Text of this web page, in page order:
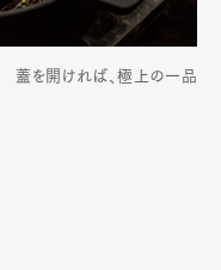
蓋を開ければ、極上の一品